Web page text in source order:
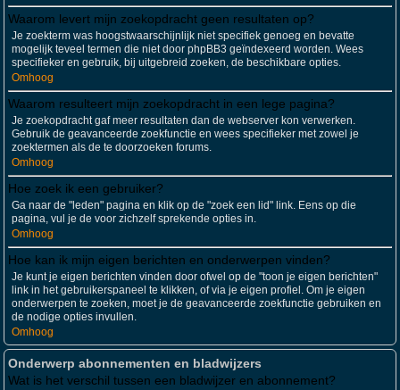
Waarom levert mijn zoekopdracht geen resultaten op?
Je zoekterm was hoogstwaarschijnlijk niet specifiek genoeg en bevatte
mogelijk teveel termen die niet door phpBB3 geïndexeerd worden. Wees
specifieker en gebruik, bij uitgebreid zoeken, de beschikbare opties.
Omhoog
Waarom resulteert mijn zoekopdracht in een lege pagina?
Je zoekopdracht gaf meer resultaten dan de webserver kon verwerken.
Gebruik de geavanceerde zoekfunctie en wees specifieker met zowel je
zoektermen als de te doorzoeken forums.
Omhoog
Hoe zoek ik een gebruiker?
Ga naar de "leden" pagina en klik op de "zoek een lid" link. Eens op die
pagina, vul je de voor zichzelf sprekende opties in.
Omhoog
Hoe kan ik mijn eigen berichten en onderwerpen vinden?
Je kunt je eigen berichten vinden door ofwel op de "toon je eigen berichten"
link in het gebruikerspaneel te klikken, of via je eigen profiel. Om je eigen
onderwerpen te zoeken, moet je de geavanceerde zoekfunctie gebruiken en
de nodige opties invullen.
Omhoog
Onderwerp abonnementen en bladwijzers
Wat is het verschil tussen een bladwijzer en abonnement?